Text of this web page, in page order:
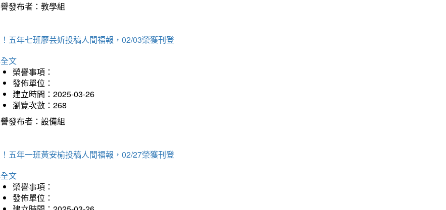
發布者：教學組
五年七班廖芸妡投稿人間福報，02/03榮獲刊登
文
榮譽事項：
發佈單位：
建立時間：2025-03-26
瀏覽次數：268
發布者：設備組
五年一班黃安榆投稿人間福報，02/27榮獲刊登
文
榮譽事項：
發佈單位：